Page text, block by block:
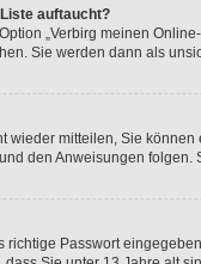
auftaucht?
„Verbirg meinen
Sie werden dann als
wieder mitteilen, Sie
den Anweisungen
Passwort